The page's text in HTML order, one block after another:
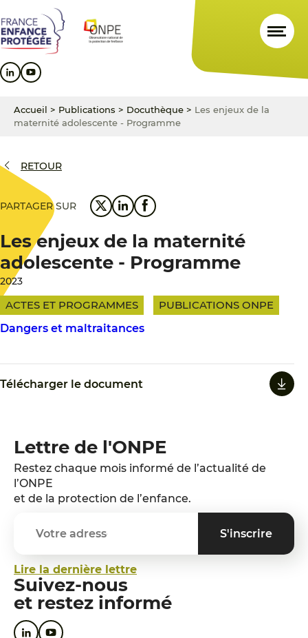
au
contenu
principal
au
menu
principal
au
pied
de
Accueil > Publications > Docuthèque > Les enjeux de la
maternité adolescente - Programme
RETOUR
PARTAGER SUR
Les enjeux de la maternité
adolescente - Programme
2023
ACTES ET PROGRAMMES
PUBLICATIONS ONPE
Dangers et maltraitances
Télécharger le document
Lettre de l'ONPE
Restez chaque mois informé de l’actualité de
l’ONPE
et de la protection de l’enfance.
Lire la dernière lettre
Suivez-nous
et restez informé